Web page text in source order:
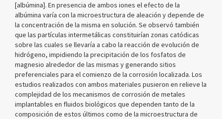
[albúmina]. En presencia de ambos iones el efecto de la
albúmina varía con la microestructura de aleación y depende de
la concentración de la misma en solución. Se observó también
que las partículas intermetálicas constituirían zonas catódicas
sobre las cuales se llevaría a cabo la reacción de evolución de
hidrógeno, impidiendo la precipitación de los fosfatos de
magnesio alrededor de las mismas y generando sitios
preferenciales para el comienzo de la corrosión localizada. Los
estudios realizados con ambos materiales pusieron en relieve la
complejidad de los mecanismos de corrosión de metales
implantables en fluidos biológicos que dependen tanto de la
composición de estos últimos como de la microestructura de